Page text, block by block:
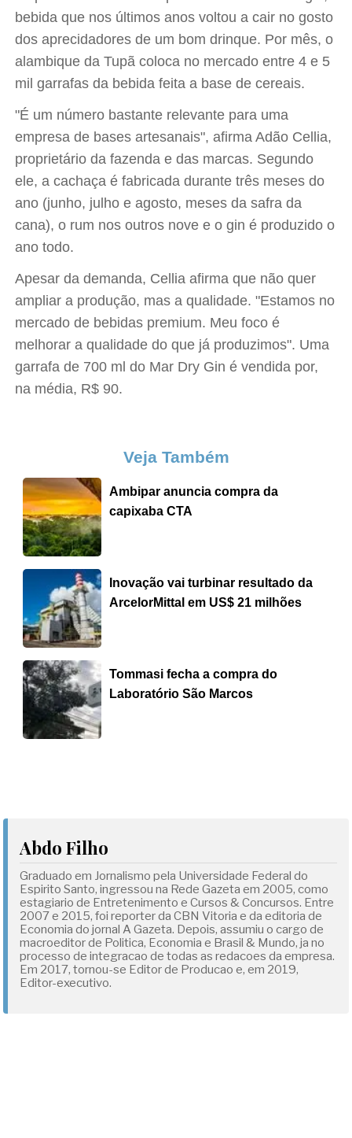
bebida que nos últimos anos voltou a cair no gosto
dos aprecidadores de um bom drinque. Por mês, o
alambique da Tupã coloca no mercado entre 4 e 5
mil garrafas da bebida feita a base de cereais.
"É um número bastante relevante para uma
empresa de bases artesanais", afirma Adão Cellia,
proprietário da fazenda e das marcas. Segundo
ele, a cachaça é fabricada durante três meses do
ano (junho, julho e agosto, meses da safra da
cana), o rum nos outros nove e o gin é produzido o
ano todo.
Apesar da demanda, Cellia afirma que não quer
ampliar a produção, mas a qualidade. "Estamos no
mercado de bebidas premium. Meu foco é
melhorar a qualidade do que já produzimos". Uma
garrafa de 700 ml do Mar Dry Gin é vendida por,
na média, R$ 90.
Veja Também
Ambipar anuncia compra da
capixaba CTA
Inovação vai turbinar resultado da
ArcelorMittal em US$ 21 milhões
Tommasi fecha a compra do
Laboratório São Marcos
Abdo Filho
Graduado em Jornalismo pela Universidade Federal do
Espirito Santo, ingressou na Rede Gazeta em 2005, como
estagiario de Entretenimento e Cursos & Concursos. Entre
2007 e 2015, foi reporter da CBN Vitoria e da editoria de
Economia do jornal A Gazeta. Depois, assumiu o cargo de
macroeditor de Politica, Economia e Brasil & Mundo, ja no
processo de integracao de todas as redacoes da empresa.
Em 2017, tornou-se Editor de Producao e, em 2019,
Editor-executivo.